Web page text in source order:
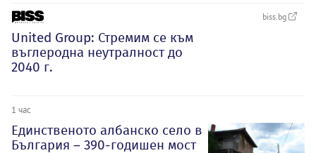
biss.bg
United Group: Стремим се към
въглеродна неутралност до
2040 г.
1 час
Единственото албанско село в
България – 390-годишен мост